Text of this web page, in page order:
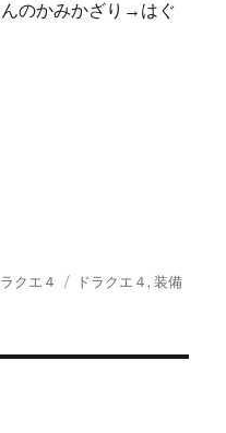
のかみかざり→はぐ
ラクエ４
タ
ドラクエ４ ,装備